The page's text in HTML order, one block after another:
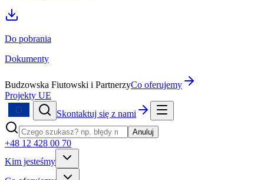
Do pobrania
Dokumenty
Budzowska Fiutowski i PartnerzyCo oferujemy
Projekty UE
Skontaktuj się z nami
Anuluj
+48 12 428 00 70
Kim jesteśmy